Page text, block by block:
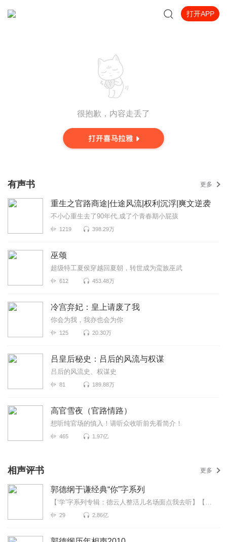
打开APP
很抱歉，内容走丢了
有声书 更多
重生之官路商途|仕途风流|权利沉浮|爽文逆袭
不小心重生去了90年代,成了个青春期小屁孩
1219 398.29万
巫颂
超级特工夏侯穿越回夏朝，转世成为蛮族巫武
612 453.48万
冷宫弃妃：皇上请废了我
你会为我，我亦也会为你
125 20.30万
吕皇后秘史：吕后的风流与权谋
吕后的风流史、权谋史
81 189.88万
高官雪夜（官路情路）
想听纯官场的慎入！请听众收听前先看简介！
465 1.97亿
相声评书 更多
郭德纲于谦经典“你”字系列
【‘学’字系列专辑：德云人整活儿名场面点我去听】【德云“怯”字系列专辑：是谁又在充胖子点我去听...
29 2.86亿